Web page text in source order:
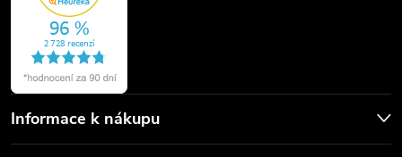
Informace k nákupu